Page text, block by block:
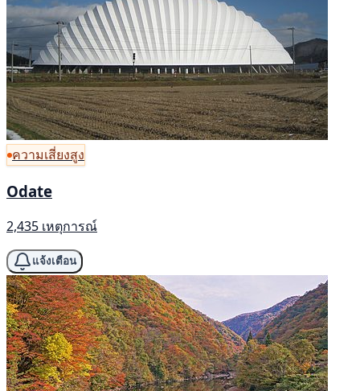
ความเสี่ยงสูง
Odate
2,435 เหตุการณ์
แจ้งเตือน